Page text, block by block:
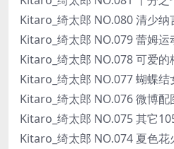
Kitaro_绮太郎 NO.080 清少
Kitaro_绮太郎 NO.079 蕾姆
Kitaro_绮太郎 NO.078 可爱
Kitaro_绮太郎 NO.077 蝴蝶
Kitaro_绮太郎 NO.076 微博
Kitaro_绮太郎 NO.075 其它
Kitaro_绮太郎 NO.074 夏色